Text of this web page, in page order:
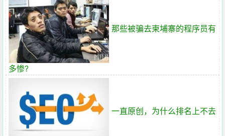
那些被骗去柬埔寨的程序员有
多惨?
一直原创，为什么排名上不去